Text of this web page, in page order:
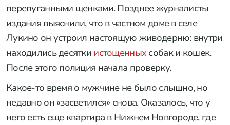
перепуганными щенками. Позднее журналисты
издания выяснили, что в частном доме в селе
Лукино он устроил настоящую живодерню: внутри
находились десятки истощенных собак и кошек.
После этого полиция начала проверку.
Какое-то время о мужчине не было слышно, но
недавно он «засветился» снова. Оказалось, что у
него есть еще квартира в Нижнем Новгороде, где